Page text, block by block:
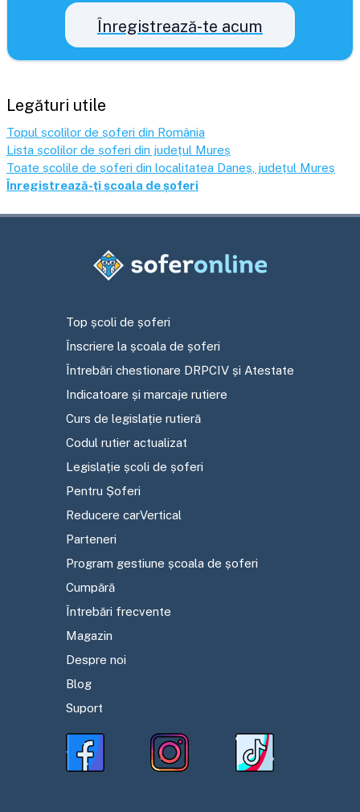
Înregistrează-te acum
Legături utile
Topul școlilor de șoferi din România
Lista școlilor de șoferi din județul Mureș
Toate școlile de șoferi din localitatea Daneș , județul Mureș
Înregistrează-ți școala de șoferi
Top școli de șoferi
Înscriere la școala de șoferi
Întrebări chestionare DRPCIV și Atestate
Indicatoare și marcaje rutiere
Curs de legislație rutieră
Codul rutier actualizat
Legislație școli de șoferi
Pentru Șoferi
Reducere carVertical
Parteneri
Program gestiune școala de șoferi
Cumpără
Întrebări frecvente
Magazin
Despre noi
Blog
Suport